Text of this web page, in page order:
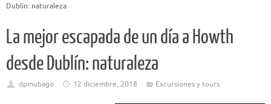
Dublín: naturaleza
La mejor escapada de un día a Howth
desde Dublín: naturaleza
dpmubago 12 diciembre, 2018 Excursiones y tours